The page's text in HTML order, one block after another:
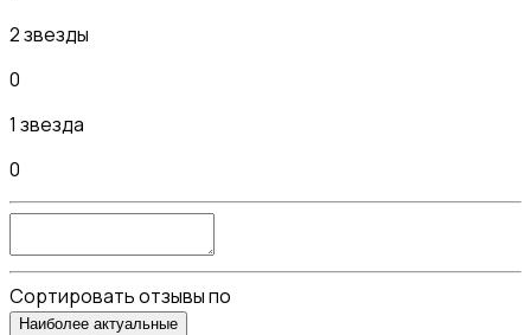
2 звезды
0
1 звезда
0
Сортировать отзывы по
Наиболее актуальные